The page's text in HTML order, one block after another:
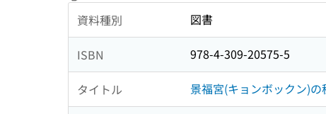
資料種別 図書
ISBN 978-4-309-20575-5
タイトル 景福宮(キョンボックン)